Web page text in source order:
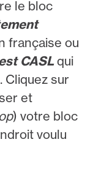
le bloc
française ou
CASLqui
Cliquez sur
et
) votre bloc
voulu